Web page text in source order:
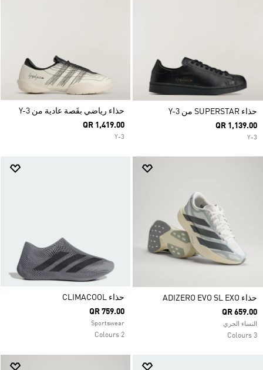
حذاء SUPERSTAR من Y-3
QR 1,139.00
Y-3
حذاء رياضي بقَصة عادية من Y-3
QR 1,419.00
Y-3
حذاء ADIZERO EVO SL EXO
QR 659.00
النساء الجري
3 Colours
حذاء CLIMACOOL
QR 759.00
Sportswear
2 Colours